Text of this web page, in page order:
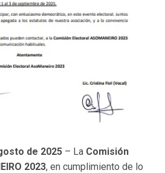
de 2025 – La Comisión
2023, en cumplimiento de lo